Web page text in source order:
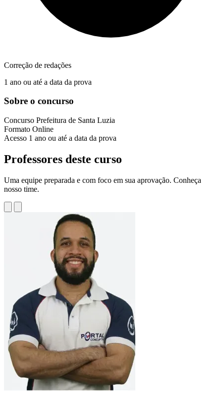
Correção de redações
1 ano ou até a data da prova
Sobre o concurso
Concurso Prefeitura de Santa Luzia
Formato Online
Acesso 1 ano ou até a data da prova
Professores deste curso
Uma equipe preparada e com foco em sua aprovação. Conheça
nosso time.